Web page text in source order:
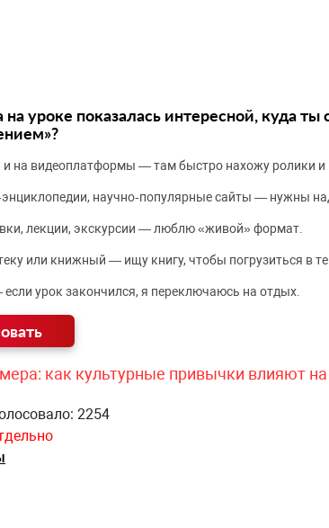
на уроке показалась интересной, куда
и на видеоплатформы — там быстро нахожу ролики и
научно‑популярные сайты — нужны
лекции, экскурсии — люблю «живой» формат.
или книжный — ищу книгу, чтобы погрузиться в
урок закончился, я переключаюсь на отдых.
как культурные привычки влияют
2254